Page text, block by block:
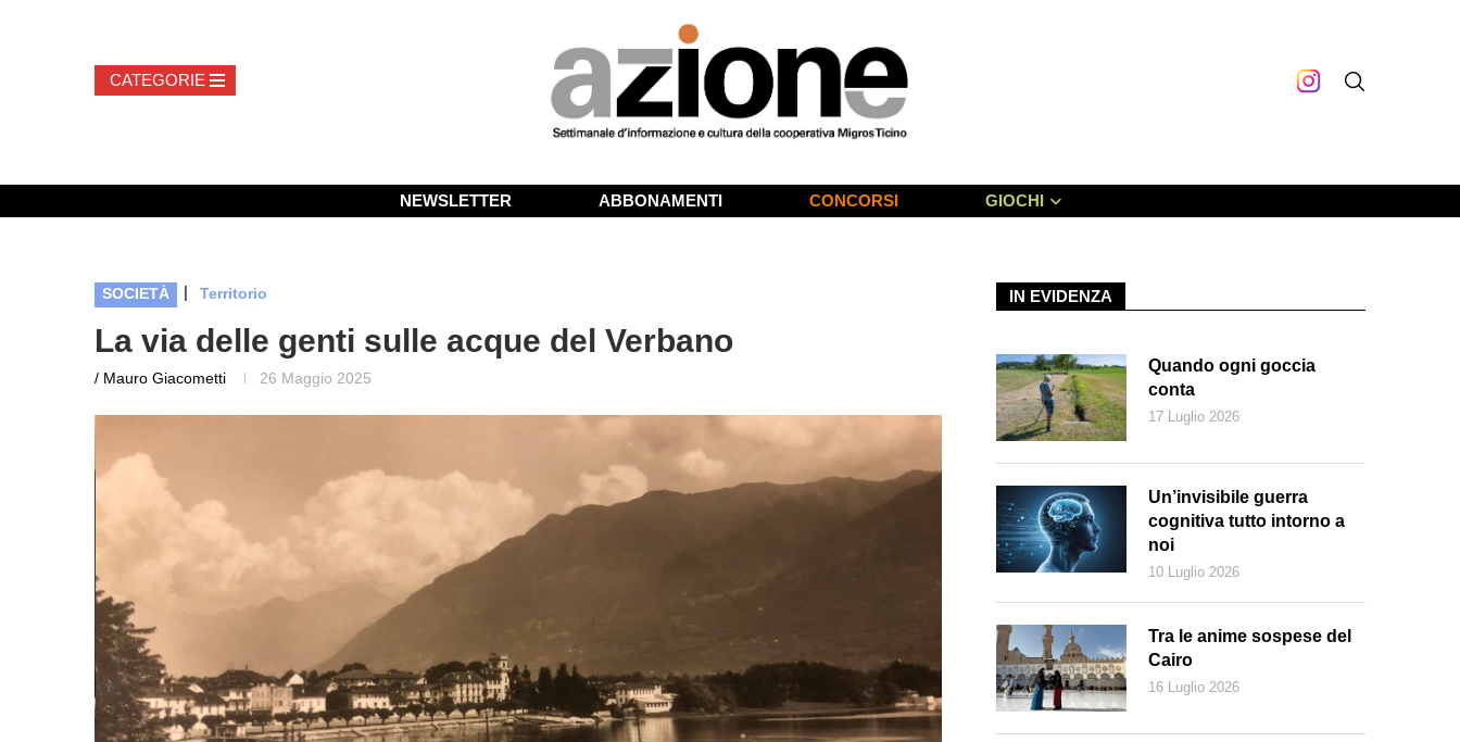
NEWSLETTER ABBONAMENTI CONCORSI GIOCHI
SOCIETÀ | Territorio
La via delle genti sulle acque del Verbano
/ Mauro Giacometti 26 Maggio 2025
IN EVIDENZA
Quando ogni goccia
conta
17 Luglio 2026
Un’invisibile guerra
cognitiva tutto intorno a
noi
10 Luglio 2026
Tra le anime sospese del
Cairo
16 Luglio 2026